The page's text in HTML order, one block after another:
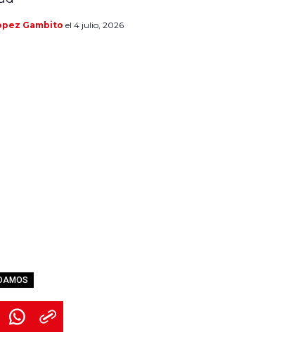
Gambito el 4 julio, 2026